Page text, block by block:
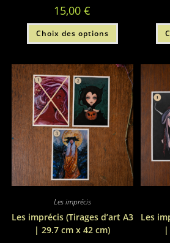
15,00€
Choix des options
Ce
a
Les
options
peuvent
être
choisies
sur
la
page
du
produit
Les imprécis
Les imprécis (Tirages d’art A3
| 29.7 cm x 42 cm)
Les
|